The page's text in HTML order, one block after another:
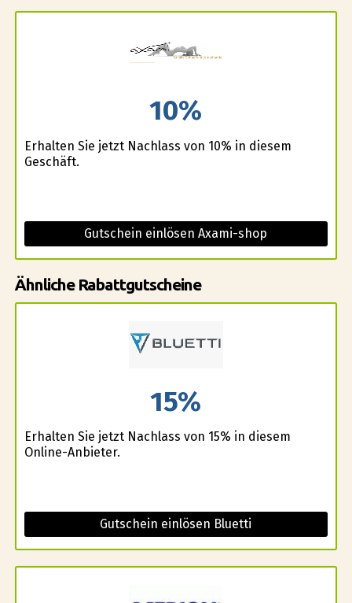
10%
Erhalten Sie jetzt Nachlass von 10% in diesem
Geschäft.
Gutschein einlösen Axami-shop
Ähnliche Rabattgutscheine
15%
Erhalten Sie jetzt Nachlass von 15% in diesem
Online-Anbieter.
Gutschein einlösen Bluetti